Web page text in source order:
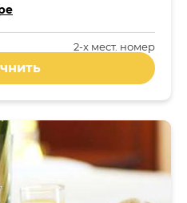
2-x мест. номер